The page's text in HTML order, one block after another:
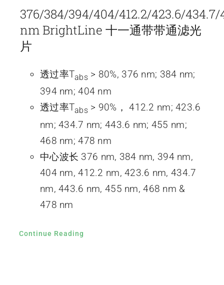
376/384/394/404/412.2/423.6/
nm BrightLine 十一通带带通滤光
片
透过率Tabs > 80%, 376 nm; 384 nm;
394 nm; 404 nm
透过率Tabs > 90%， 412.2 nm; 423.6
nm; 434.7 nm; 443.6 nm; 455 nm;
468 nm; 478 nm
中心波长 376 nm, 384 nm, 394 nm,
404 nm, 412.2 nm, 423.6 nm, 434.7
nm, 443.6 nm, 455 nm, 468 nm &
478 nm
Continue Reading